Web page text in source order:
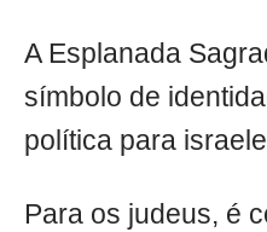
A Esplanada
símbolo de
política para
Para os judeus, é